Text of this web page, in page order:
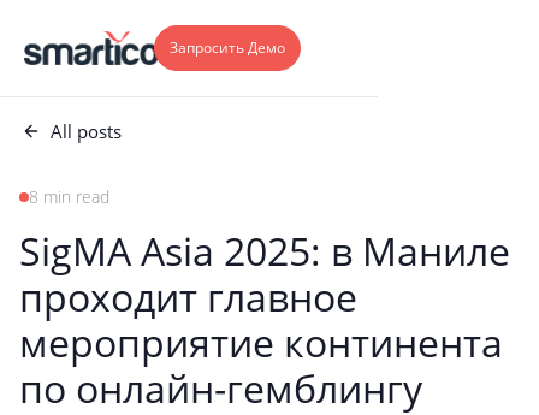
Запросить Демо
All posts
8 min read
SigMA Asia 2025: в Маниле
проходит главное
мероприятие континента
по онлайн-гемблингу